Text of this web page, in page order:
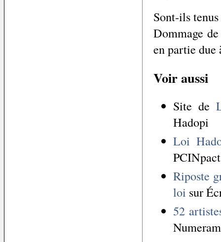
Sont-ils
Dommage
en partie due
Voir aussi
Site de
Hadopi
Loi
PCINpact
Riposte
loi sur
52